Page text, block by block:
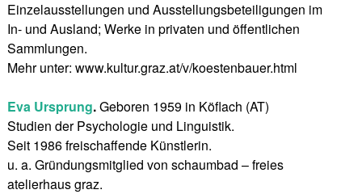
Einzelausstellungen und Ausstellungsbeteiligungen im
In- und Ausland; Werke in privaten und öffentlichen
Sammlungen.
Mehr unter: www.kultur.graz.at/v/koestenbauer.html
Eva Ursprung.Geboren 1959 in Köflach (AT)
Studien der Psychologie und Linguistik.
Seit 1986 freischaffende Künstlerin.
u. a. Gründungsmitglied von schaumbad – freies
atelierhaus graz.